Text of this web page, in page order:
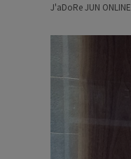
J'aDoRe JUN ONLINE